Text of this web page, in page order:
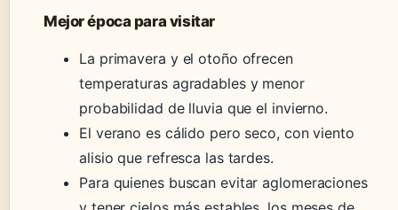
Mejor época para visitar
La primavera y el otoño ofrecen
temperaturas agradables y menor
probabilidad de lluvia que el invierno.
El verano es cálido pero seco, con viento
alisio que refresca las tardes.
Para quienes buscan evitar aglomeraciones